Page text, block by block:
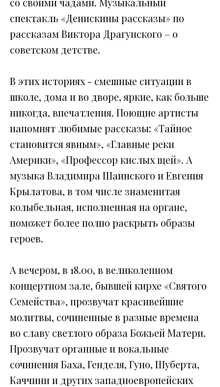
спектакль «Денискины рассказы» по
рассказам Виктора Драгунского – о
советском детстве.
В этих историях - смешные ситуации в
школе, дома и во дворе, яркие, как больше
никогда, впечатления. Поющие артисты
напомнят любимые рассказы: «Тайное
становится явным», «Главные реки
Америки», «Профессор кислых щей». А
музыка Владимира Шаинского и Евгения
Крылатова, в том числе знаменитая
колыбельная, исполненная на органе,
поможет более полно раскрыть образы
героев.
А вечером, в 18.00, в великолепном
концертном зале, бывшей кирхе «Святого
Семейства», прозвучат красивейшие
молитвы, сочиненные в разные времена
во славу светлого образа Божьей Матери.
Прозвучат органные и вокальные
сочинения Баха, Генделя, Гуно, Шуберта,
Каччини и других западноевропейских